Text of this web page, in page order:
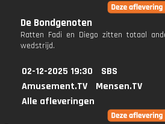
De Bondgenoten
Ratten Fadi en Diego zitten totaal
wedstrijd.
02-12-2025 19:30
SBS
Amusement.TV
Mensen.TV
Alle afleveringen